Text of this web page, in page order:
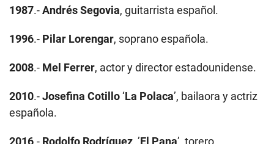
1987.-Andrés Segovia, guitarrista español.
1996.- Pilar Lorengar, soprano española.
2008.- Mel Ferrer, actor y director estadounidense.
2010.-Josefina Cotillo‘La Polaca’, bailaora y actriz
española.
2016.- Rodolfo Rodríguez, ’El Pana’, torero